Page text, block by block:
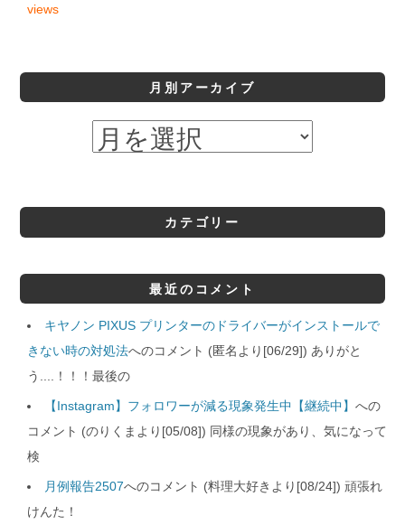
views
月別アーカイブ
カテゴリー
最近のコメント
キヤノン PIXUS プリンターのドライバーがインストールで
きない時の対処法へのコメント (匿名より[06/29]) ありがと
う....！！！最後の
【Instagram】フォロワーが減る現象発生中【継続中】への
コメント (のりくまより[05/08]) 同様の現象があり、気になって
検
月例報告2507へのコメント (料理大好きより[08/24]) 頑張れ
けんた！